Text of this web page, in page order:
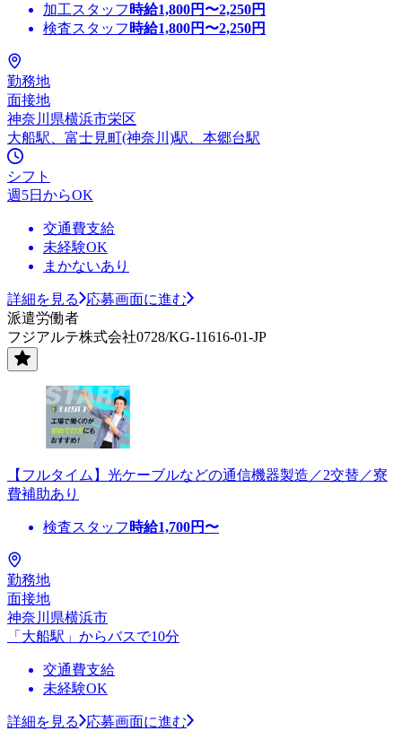
加工スタッフ 時給1,800円〜2,250円
検査スタッフ 時給1,800円〜2,250円
勤務地
面接地
神奈川県横浜市栄区
大船駅、富士見町(神奈川)駅、本郷台駅
シフト
週5日からOK
交通費支給
未経験OK
まかないあり
詳細を見る
応募画面に進む
派遣労働者
フジアルテ株式会社0728/KG-11616-01-JP
【フルタイム】光ケーブルなどの通信機器製造／2交替／寮
費補助あり
検査スタッフ 時給1,700円〜
勤務地
面接地
神奈川県横浜市
「大船駅」からバスで10分
交通費支給
未経験OK
詳細を見る
応募画面に進む